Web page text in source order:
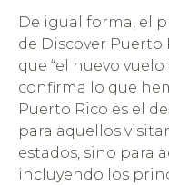
De igual forma, el
de Discover Puerto
que “el nuevo
confirma lo que
Puerto Rico es el
para aquellos
estados, sino para
incluyendo los